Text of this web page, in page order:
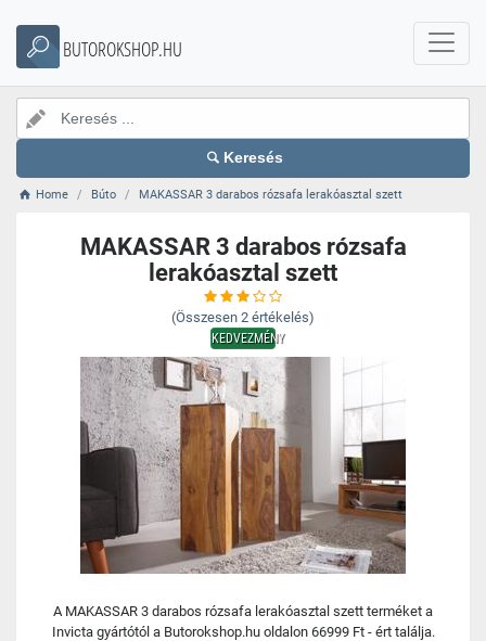
BUTOROKSHOP.HU
Keresés
Home Búto MAKASSAR 3 darabos rózsafa lerakóasztal szett
MAKASSAR 3 darabos rózsafa
lerakóasztal szett
(Összesen 2 értékelés)
KEDVEZMÉNY
A MAKASSAR 3 darabos rózsafa lerakóasztal szett terméket a
Invicta gyártótól a Butorokshop.hu oldalon 66999 Ft - ért találja.